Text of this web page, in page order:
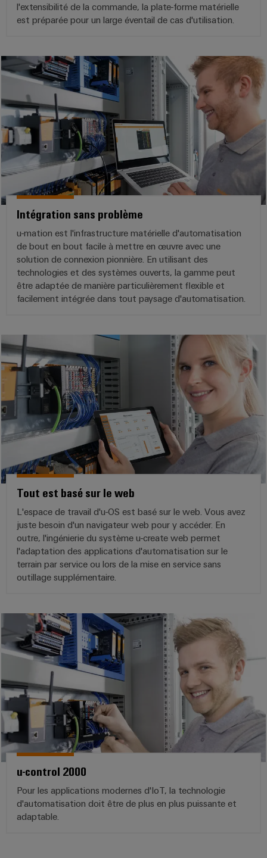
l'extensibilité de la commande, la plate-forme matérielle
est préparée pour un large éventail de cas d'utilisation.
Intégration sans problème
u-mation est l'infrastructure matérielle d'automatisation
de bout en bout facile à mettre en œuvre avec une
solution de connexion pionnière. En utilisant des
technologies et des systèmes ouverts, la gamme peut
être adaptée de manière particulièrement flexible et
facilement intégrée dans tout paysage d'automatisation.
Tout est basé sur le web
L'espace de travail d'u-OS est basé sur le web. Vous avez
juste besoin d'un navigateur web pour y accéder. En
outre, l'ingénierie du système u-create web permet
l'adaptation des applications d'automatisation sur le
terrain par service ou lors de la mise en service sans
outillage supplémentaire.
u-control 2000
Pour les applications modernes d'IoT, la technologie
d'automatisation doit être de plus en plus puissante et
adaptable.